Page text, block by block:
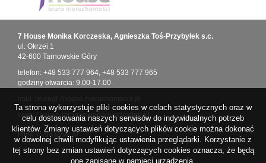
7 House Monika Korczeska, Agnieszka Toś-Przybyłek s.c.
ul. Okrzei 1
42-600 Tarnowskie Góry
telefon: +48 533 777 964, +48 533 777 965
godziny otwarcia: 9.00-17.00
www.7house-tarnowskiegory.indexfirm.pl
https://adresowo.pl
Ta strona wykorzystuje pliki cookies w celach statystycznych oraz w
celu dostosowania naszych serwisów do indywidualnych potrzeb
klientów. Zmiany ustawień dotyczących plików cookie można dokonać
w dowolnej chwili modyfikując ustawienia przeglądarki. Korzystanie z
tej strony bez zmian ustawień dotyczących cookies oznacza, że będą
one zapisane w pamięci urządzenia.